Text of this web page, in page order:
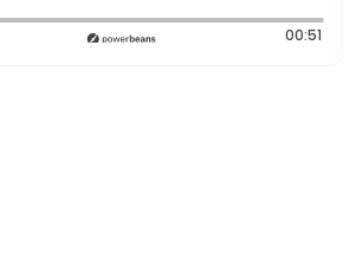
transcurrido: 0 segundos 00:51